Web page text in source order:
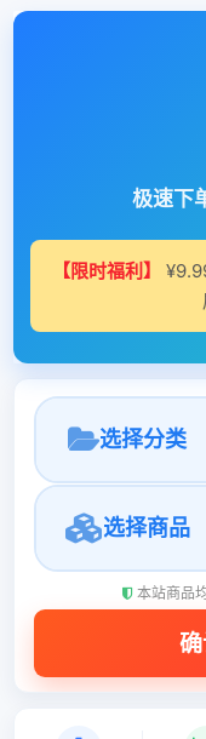
极速下
【限时福利】
选择分类
选择商品
本站商品